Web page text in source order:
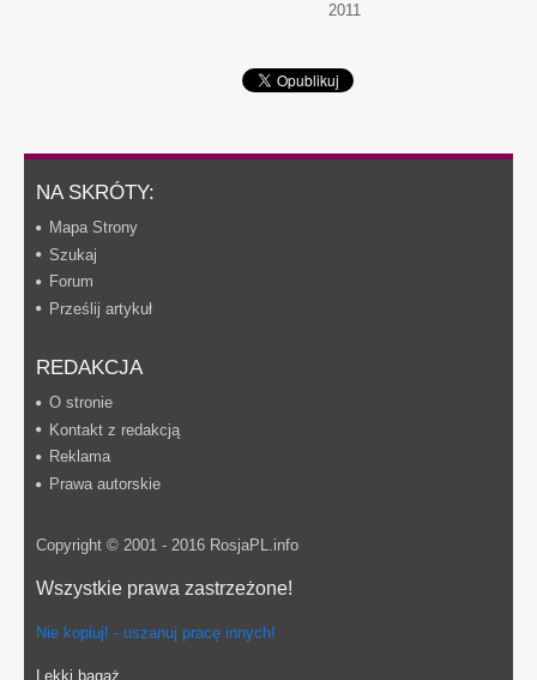
2011
NA SKRÓTY:
Mapa Strony
Szukaj
Forum
Prześlij artykuł
REDAKCJA
O stronie
Kontakt z redakcją
Reklama
Prawa autorskie
Copyright © 2001 - 2016 RosjaPL.info
Wszystkie prawa zastrzeżone!
Nie kopiuj! - uszanuj pracę innych!
Lekki bagaż